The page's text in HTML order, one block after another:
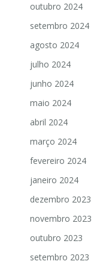
outubro 2024
setembro 2024
agosto 2024
julho 2024
junho 2024
maio 2024
abril 2024
março 2024
fevereiro 2024
janeiro 2024
dezembro 2023
novembro 2023
outubro 2023
setembro 2023